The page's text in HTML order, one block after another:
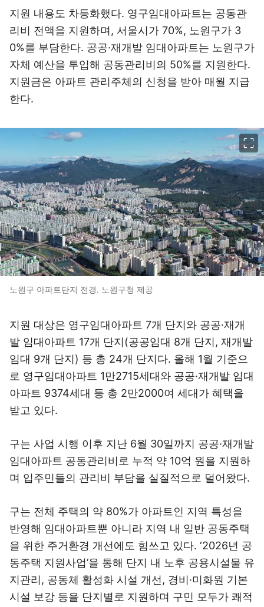
지원 내용도 차등화했다. 영구임대아파트는 공동관
리비 전액을 지원하며, 서울시가 70%, 노원구가 3
0%를 부담한다. 공공·재개발 임대아파트는 노원구가
자체 예산을 투입해 공동관리비의 50%를 지원한다.
지원금은 아파트 관리주체의 신청을 받아 매월 지급
한다.
노원구 아파트단지 전경. 노원구청 제공
지원 대상은 영구임대아파트 7개 단지와 공공·재개
발 임대아파트 17개 단지(공공임대 8개 단지, 재개발
임대 9개 단지) 등 총 24개 단지다. 올해 1월 기준으
로 영구임대아파트 1만2715세대와 공공·재개발 임대
아파트 9374세대 등 총 2만2000여 세대가 혜택을
받고 있다.
구는 사업 시행 이후 지난 6월 30일까지 공공·재개발
임대아파트 공동관리비로 누적 약 10억 원을 지원하
며 입주민들의 관리비 부담을 실질적으로 덜어왔다.
구는 전체 주택의 약 80%가 아파트인 지역 특성을
반영해 임대아파트뿐 아니라 지역 내 일반 공동주택
을 위한 주거환경 개선에도 힘쓰고 있다. ‘2026년 공
동주택 지원사업’을 통해 단지 내 노후 공용시설물 유
지관리, 공동체 활성화 시설 개선, 경비·미화원 기본
시설 보강 등을 단지별로 지원하며 구민 모두가 쾌적